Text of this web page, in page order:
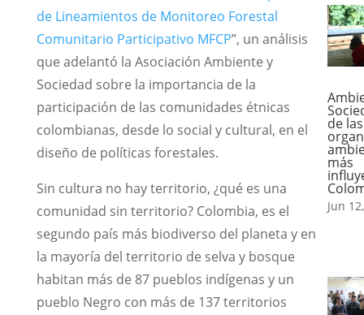
de Lineamientos de Monitoreo Forestal
Comunitario Participativo MFCP”, un análisis
que adelantó la Asociación Ambiente y
Sociedad sobre la importancia de la
participación de las comunidades étnicas
colombianas, desde lo social y cultural, en el
diseño de políticas forestales.
Sin cultura no hay territorio, ¿qué es una
comunidad sin territorio? Colombia, es el
segundo país más biodiverso del planeta y en
la mayoría del territorio de selva y bosque
habitan más de 87 pueblos indígenas y un
pueblo Negro con más de 137 territorios
de las
más
Jun